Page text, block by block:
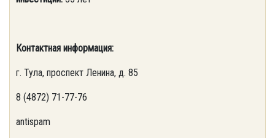
Контактная информация:
г. Тула, проспект Ленина, д. 85
8 (4872) 71-77-76
antispam